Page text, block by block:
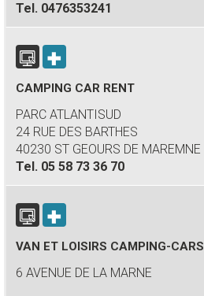
Tel. 0476353241
CAMPING CAR RENT
PARC ATLANTISUD
24 RUE DES BARTHES
40230 ST GEOURS DE MAREMNE
Tel. 05 58 73 36 70
VAN ET LOISIRS CAMPING-CARS
6 AVENUE DE LA MARNE